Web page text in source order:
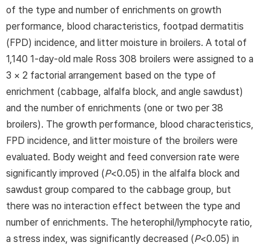
of the type and number of enrichments on growth
performance, blood characteristics, footpad dermatitis
(FPD) incidence, and litter moisture in broilers. A total of
1,140 1-day-old male Ross 308 broilers were assigned to a
3 × 2 factorial arrangement based on the type of
enrichment (cabbage, alfalfa block, and angle sawdust)
and the number of enrichments (one or two per 38
broilers). The growth performance, blood characteristics,
FPD incidence, and litter moisture of the broilers were
evaluated. Body weight and feed conversion rate were
significantly improved (P<0.05) in the alfalfa block and
sawdust group compared to the cabbage group, but
there was no interaction effect between the type and
number of enrichments. The heterophil/lymphocyte ratio,
a stress index, was significantly decreased (P<0.05) in